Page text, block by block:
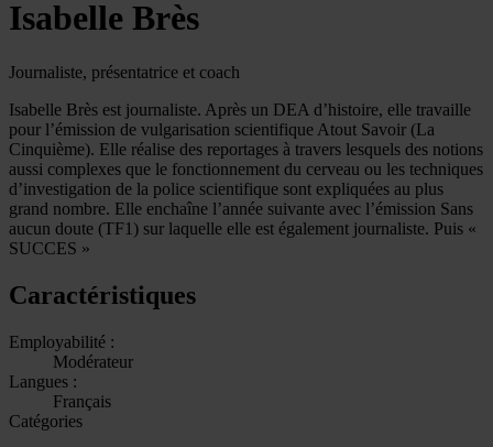
Isabelle Brès
Journaliste, présentatrice et coach
Isabelle Brès est journaliste. Après un DEA d’histoire, elle travaille
pour l’émission de vulgarisation scientifique Atout Savoir (La
Cinquième). Elle réalise des reportages à travers lesquels des notions
aussi complexes que le fonctionnement du cerveau ou les techniques
d’investigation de la police scientifique sont expliquées au plus
grand nombre. Elle enchaîne l’année suivante avec l’émission Sans
aucun doute (TF1) sur laquelle elle est également journaliste. Puis «
SUCCES »
Caractéristiques
Employabilité :
Modérateur
Langues :
Français
Catégories